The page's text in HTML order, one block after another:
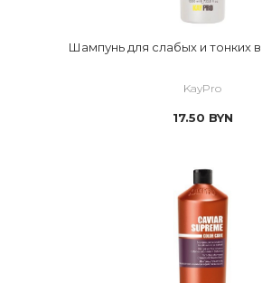
Шампунь для слабых и тонких
KayPro
17.50 BYN